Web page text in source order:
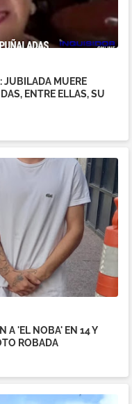
JUBILADA MUERE
ENTRE ELLAS, SU
A 'EL NOBA' EN 14 Y
ROBADA